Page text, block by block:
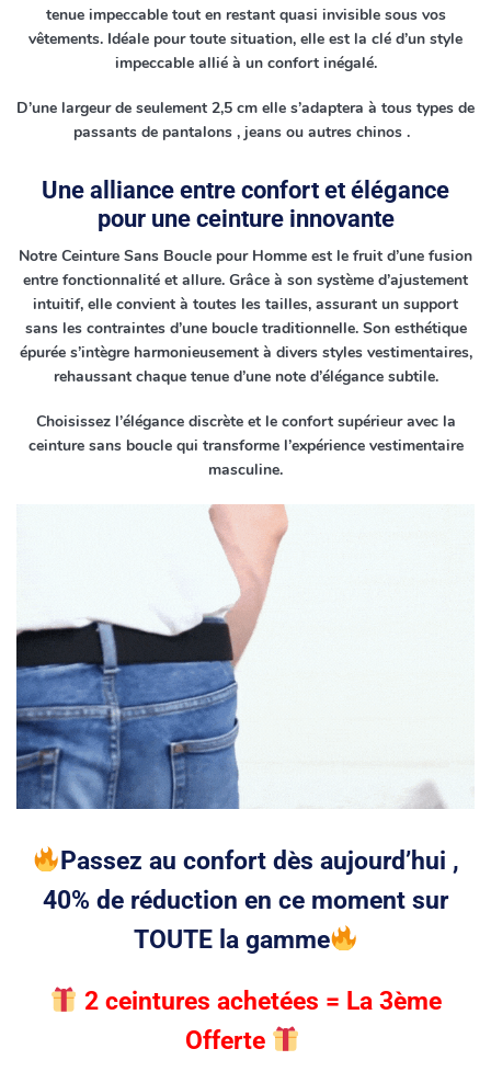
tenue impeccable tout en restant quasi invisible sous vos
vêtements. Idéale pour toute situation, elle est la clé d’un style
impeccable allié à un confort inégalé.
D’une largeur de seulement 2,5 cm elle s’adaptera à tous types de
passants de pantalons , jeans ou autres chinos .
Une alliance entre confort et élégance
pour une ceinture innovante
Notre Ceinture Sans Boucle pour Homme est le fruit d’une fusion
entre fonctionnalité et allure. Grâce à son système d’ajustement
intuitif, elle convient à toutes les tailles, assurant un support
sans les contraintes d’une boucle traditionnelle. Son esthétique
épurée s’intègre harmonieusement à divers styles vestimentaires,
rehaussant chaque tenue d’une note d’élégance subtile.
Choisissez l’élégance discrète et le confort supérieur avec la
ceinture sans boucle qui transforme l’expérience vestimentaire
masculine.
Passez au confort dès aujourd’hui ,
40% de réduction en ce moment sur
TOUTE la gamme
2 ceintures achetées = La 3ème
Offerte